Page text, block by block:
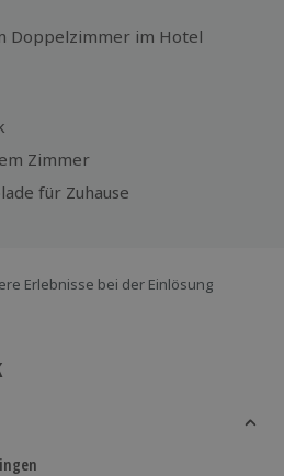
Doppelzimmer im Hotel
Zimmer
für Zuhause
Erlebnisse bei der Einlösung